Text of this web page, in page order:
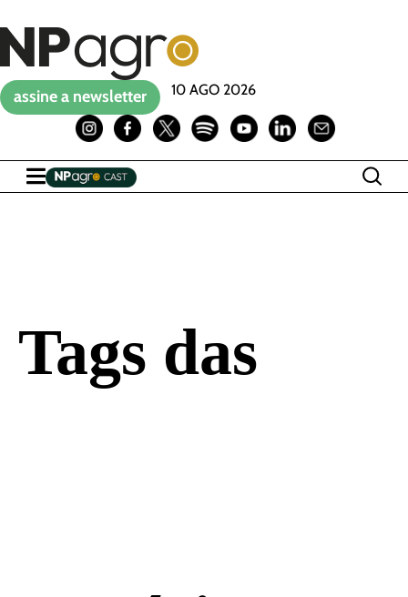
assine a newsletter 10 AGO 2026
Tags das